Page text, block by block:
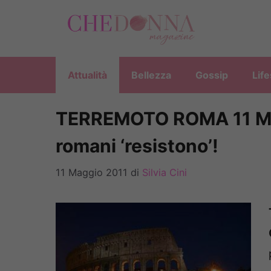
Attualità Bellezza Gossip
TERREMOTO ROMA 11
romani ‘resistono’!
11 Maggio 2011 di Silvia Cini